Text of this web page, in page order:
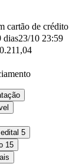
cartão de crédito
dias23/10 23:59
5
15